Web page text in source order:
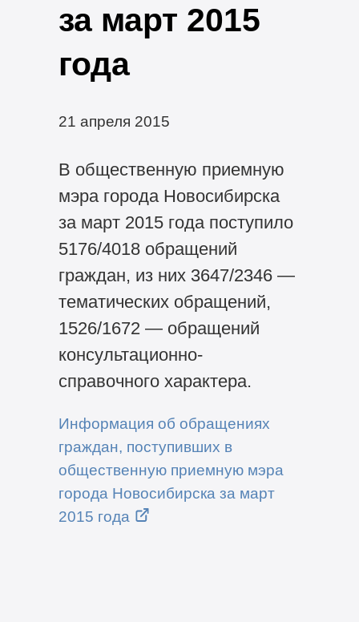
за март 2015
года
21 апреля 2015
В общественную приемную
мэра города Новосибирска
за март 2015 года поступило
5176/4018 обращений
граждан, из них 3647/2346 —
тематических обращений,
1526/1672 — обращений
консультационно-
справочного характера.
Информация об обращениях
граждан, поступивших в
общественную приемную мэра
города Новосибирска за март
2015 года